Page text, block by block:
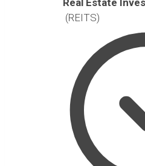
Real Estate
(REITS)